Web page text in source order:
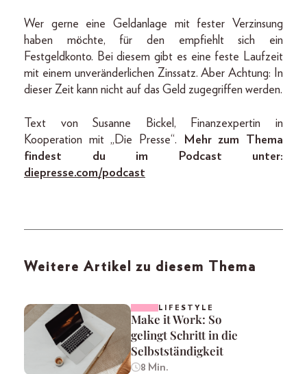
Wer gerne eine Geldanlage mit fester Verzinsung
haben möchte, für den empfiehlt sich ein
Festgeldkonto. Bei diesem gibt es eine feste Laufzeit
mit einem unveränderlichen Zinssatz. Aber Achtung: In
dieser Zeit kann nicht auf das Geld zugegriffen werden.
Text von Susanne Bickel, Finanzexpertin in
Kooperation mit „Die Presse“.
Mehr zum Thema
findest du im Podcast unter:
diepresse.com/podcast
Weitere Artikel zu diesem Thema
LIFESTYLE
Make it Work: So
gelingt Schritt in die
Selbstständigkeit
8 Min.